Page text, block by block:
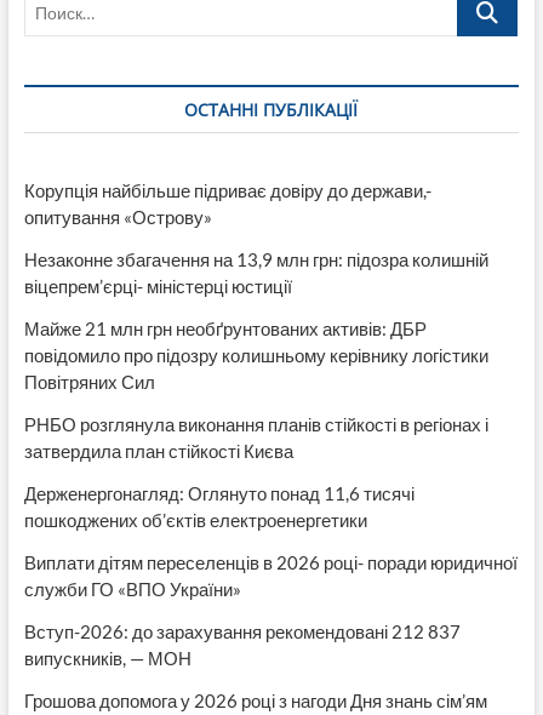
ОСТАННІ ПУБЛІКАЦІЇ
Корупція найбільше підриває довіру до держави,-
опитування «Острову»
Незаконне збагачення на 13,9 млн грн: підозра колишній
віцепрем’єрці- міністерці юстиції
Майже 21 млн грн необґрунтованих активів: ДБР
повідомило про підозру колишньому керівнику логістики
Повітряних Сил
РНБО розглянула виконання планів стійкості в регіонах і
затвердила план стійкості Києва
Держенергонагляд: Оглянуто понад 11,6 тисячі
пошкоджених об’єктів електроенергетики
Виплати дітям переселенців в 2026 році- поради юридичної
служби ГО «ВПО України»
Вступ-2026: до зарахування рекомендовані 212 837
випускників, — МОН
Грошова допомога у 2026 році з нагоди Дня знань сім’ям